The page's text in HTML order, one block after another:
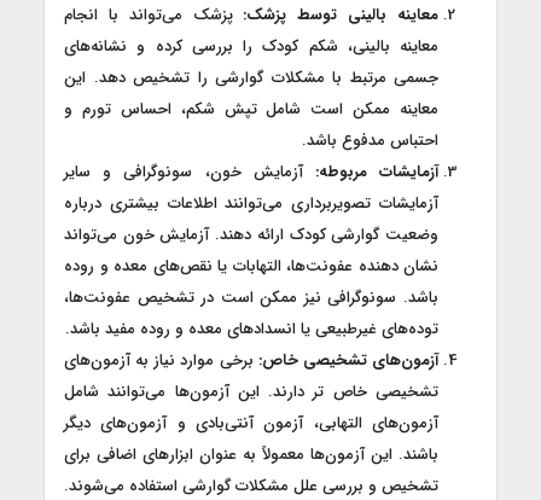
معاینه بالینی توسط پزشک: پزشک می‌تواند با انجام
معاینه بالینی، شکم کودک را بررسی کرده و نشانه‌های
جسمی مرتبط با مشکلات گوارشی را تشخیص دهد. این
معاینه ممکن است شامل تپش شکم، احساس تورم و
احتباس مدفوع باشد.
آزمایشات مربوطه: آزمایش خون، سونوگرافی و سایر
آزمایشات تصویربرداری می‌توانند اطلاعات بیشتری درباره
وضعیت گوارشی کودک ارائه دهند. آزمایش خون می‌تواند
نشان دهنده عفونت‌ها، التهابات یا نقص‌های معده و روده
باشد. سونوگرافی نیز ممکن است در تشخیص عفونت‌ها،
توده‌های غیرطبیعی یا انسدادهای معده و روده مفید باشد.
آزمون‌های تشخیصی خاص: برخی موارد نیاز به آزمون‌های
تشخیصی خاص تر دارند. این آزمون‌ها می‌توانند شامل
آزمون‌های التهابی، آزمون آنتی‌بادی و آزمون‌های دیگر
باشند. این آزمون‌ها معمولاً به عنوان ابزارهای اضافی برای
تشخیص و بررسی علل مشکلات گوارشی استفاده می‌شوند.